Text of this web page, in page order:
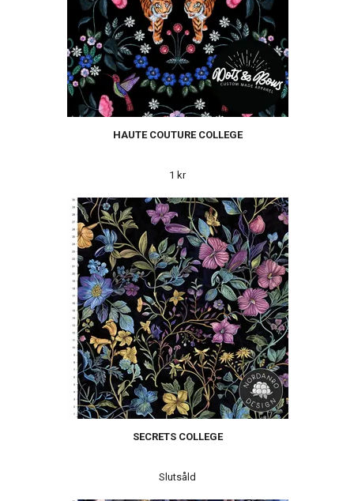
HAUTE COUTURE COLLEGE
1 kr
SECRETS COLLEGE
Slutsåld